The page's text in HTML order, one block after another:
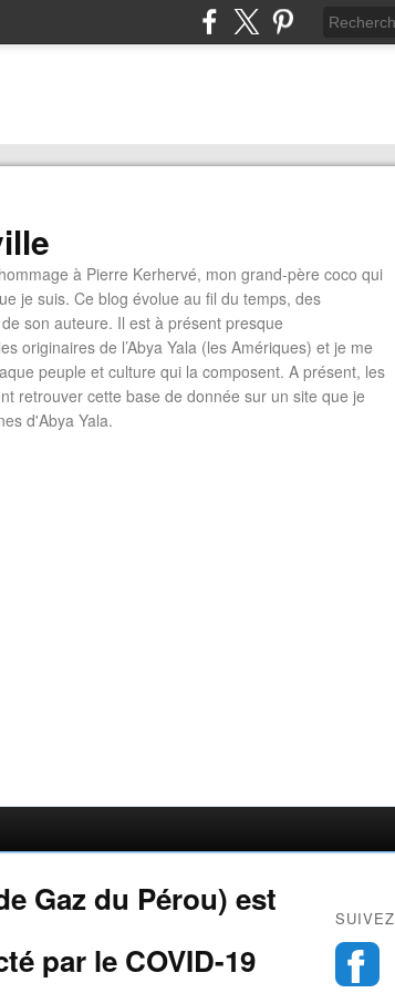
à Pierre Kerhervé, mon grand-père coco qui
je suis. Ce blog évolue au fil du temps, des
son auteure. Il est à présent presque
originaires de l’Abya Yala (les Amériques) et je me
peuple et culture qui la composent. A présent, les
retrouver cette base de donnée sur un site que je
d'Abya Yala.
Gaz du Pérou) est
par le COVID-19